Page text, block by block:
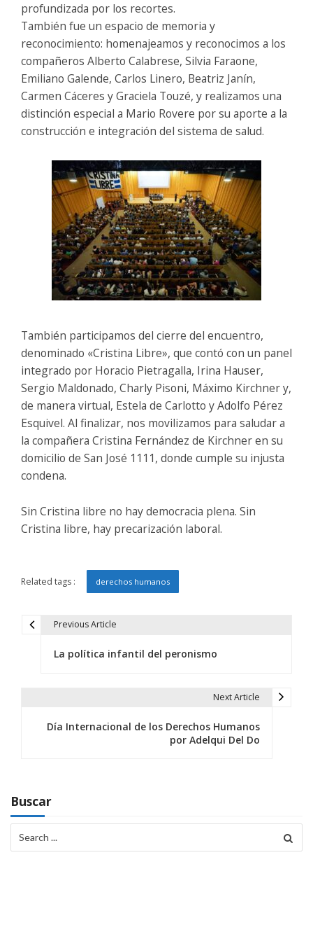
profundizada por los recortes.
También fue un espacio de memoria y
reconocimiento: homenajeamos y reconocimos a los
compañeros Alberto Calabrese, Silvia Faraone,
Emiliano Galende, Carlos Linero, Beatriz Janín,
Carmen Cáceres y Graciela Touzé, y realizamos una
distinción especial a Mario Rovere por su aporte a la
construcción e integración del sistema de salud.
También participamos del cierre del encuentro,
denominado «Cristina Libre», que contó con un panel
integrado por Horacio Pietragalla, Irina Hauser,
Sergio Maldonado, Charly Pisoni, Máximo Kirchner y,
de manera virtual, Estela de Carlotto y Adolfo Pérez
Esquivel. Al finalizar, nos movilizamos para saludar a
la compañera Cristina Fernández de Kirchner en su
domicilio de San José 1111, donde cumple su injusta
condena.
Sin Cristina libre no hay democracia plena. Sin
Cristina libre, hay precarización laboral.
Related tags : derechos humanos
i
ó
Previous Article
La política infantil del peronismo
Next Article
Día Internacional de los Derechos Humanos
por Adelqui Del Do
Buscar
for: